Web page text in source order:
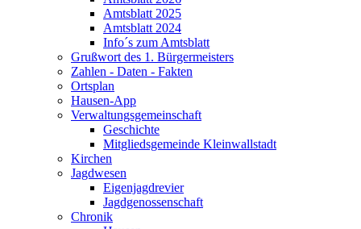
Amtsblatt 2025
Amtsblatt 2024
Info´s zum Amtsblatt
Grußwort des 1. Bürgermeisters
Zahlen - Daten - Fakten
Ortsplan
Hausen-App
Verwaltungsgemeinschaft
Geschichte
Mitgliedsgemeinde Kleinwallstadt
Kirchen
Jagdwesen
Eigenjagdrevier
Jagdgenossenschaft
Chronik